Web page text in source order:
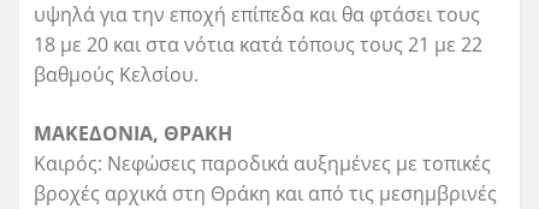
υψηλά για την εποχή επίπεδα και θα φτάσει τους
18 με 20 και στα νότια κατά τόπους τους 21 με 22
βαθμούς Κελσίου.
ΜΑΚΕΔΟΝΙΑ, ΘΡΑΚΗ
Καιρός: Νεφώσεις παροδικά αυξημένες με τοπικές
βροχές αρχικά στη Θράκη και από τις μεσημβρινές